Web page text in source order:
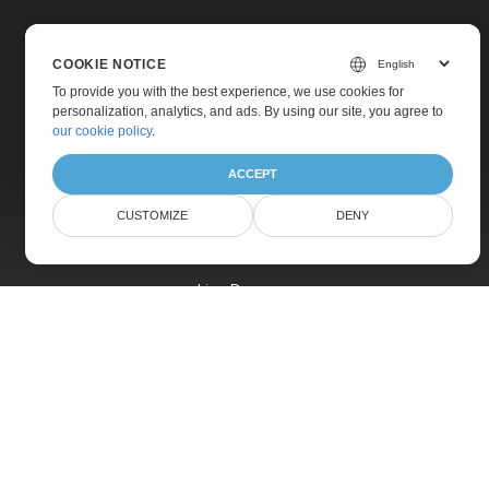
Home
Products
Pricing
Live Demos
COOKIE NOTICE
To provide you with the best experience, we use cookies for
personalization, analytics, and ads. By using our site, you agree to
our cookie policy.
ACCEPT
CUSTOMIZE DENY